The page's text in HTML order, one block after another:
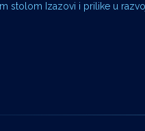
stolom Izazovi i prilike u